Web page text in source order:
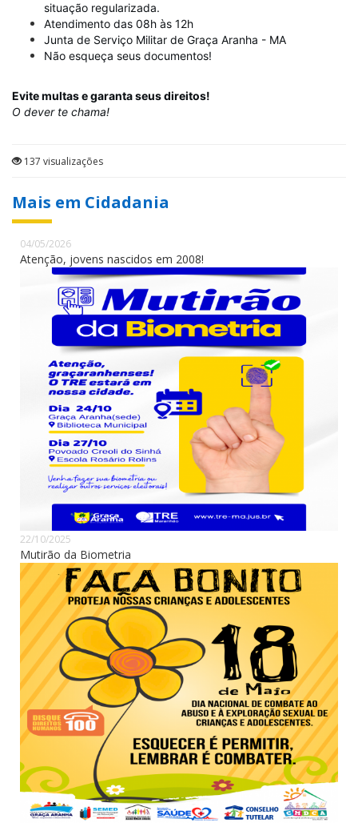
situação regularizada.
Atendimento das 08h às 12h
Junta de Serviço Militar de Graça Aranha - MA
Não esqueça seus documentos!
Evite multas e garanta seus direitos!
O dever te chama!
137 visualizações
Mais em Cidadania
04/05/2026
Atenção, jovens nascidos em 2008!
22/10/2025
Mutirão da Biometria